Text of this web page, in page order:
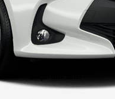
Yakıt
Benzin
Distribütör garantisi